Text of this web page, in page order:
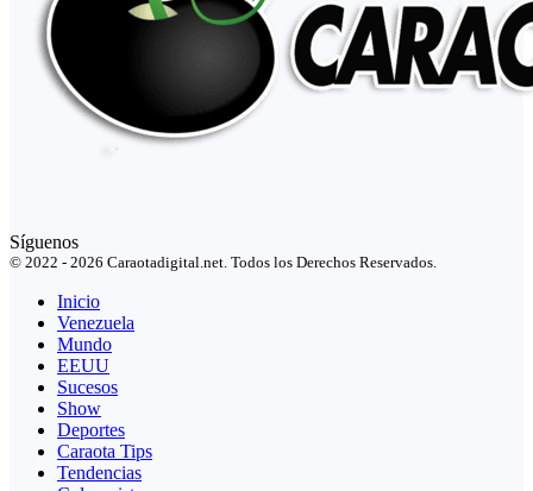
Síguenos
© 2022 - 2026 Caraotadigital.net. Todos los Derechos Reservados.
Inicio
Venezuela
Mundo
EEUU
Sucesos
Show
Deportes
Caraota Tips
Tendencias